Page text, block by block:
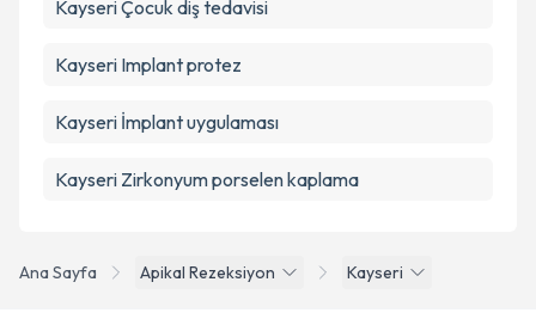
Ana Sayfa Apikal Rezeksiyon Kayseri
Kayseri Çocuk diş tedavisi
Kayseri Implant protez
Kayseri İmplant uygulaması
Kayseri Zirkonyum porselen kaplama